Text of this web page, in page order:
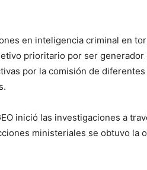
en inteligencia criminal en
prioritario por ser generador
por la comisión de
inició las investigaciones a
ministeriales se obtuvo la